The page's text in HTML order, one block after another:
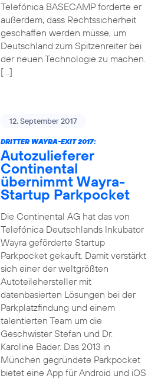
Telefónica BASECAMP forderte er
außerdem, dass Rechtssicherheit
geschaffen werden müsse, um
Deutschland zum Spitzenreiter bei
der neuen Technologie zu machen.
[…]
12. September 2017
DRITTER WAYRA-EXIT 2017:
Autozulieferer
Continental
übernimmt Wayra-
Startup Parkpocket
Die Continental AG hat das von
Telefónica Deutschlands Inkubator
Wayra geförderte Startup
Parkpocket gekauft. Damit verstärkt
sich einer der weltgrößten
Autoteilehersteller mit
datenbasierten Lösungen bei der
Parkplatzfindung und einem
talentierten Team um die
Geschwister Stefan und Dr.
Karoline Bader. Das 2013 in
München gegründete Parkpocket
bietet eine App für Android und iOS